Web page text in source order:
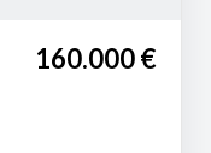
160.000 €